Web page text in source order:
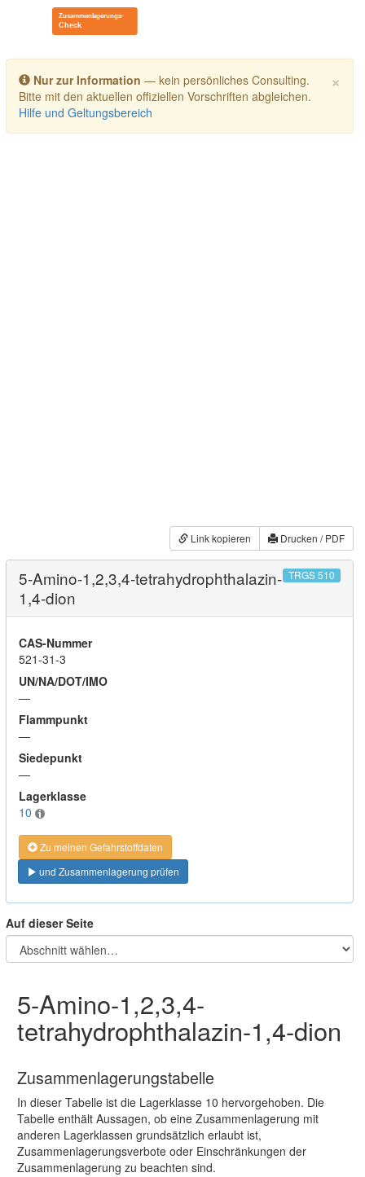
Toggle navigation
×
Nur zur Information — kein persönliches Consulting.
Bitte mit den aktuellen offiziellen Vorschriften abgleichen.
Hilfe und Geltungsbereich
Link kopieren Drucken / PDF
5-Amino-1,2,3,4-tetrahydrophthalazin-
1,4-dion
TRGS 510
CAS-Nummer
521-31-3
UN/NA/DOT/IMO
—
Flammpunkt
—
Siedepunkt
—
Lagerklasse
10
Zu meinen Gefahrstoffdaten
und Zusammenlagerung prüfen
Auf dieser Seite
5-Amino-1,2,3,4-
tetrahydrophthalazin-1,4-dion
Zusammenlagerungstabelle
In dieser Tabelle ist die Lagerklasse 10 hervorgehoben. Die
Tabelle enthält Aussagen, ob eine Zusammenlagerung mit
anderen Lagerklassen grundsätzlich erlaubt ist,
Zusammenlagerungsverbote oder Einschränkungen der
Zusammenlagerung zu beachten sind.